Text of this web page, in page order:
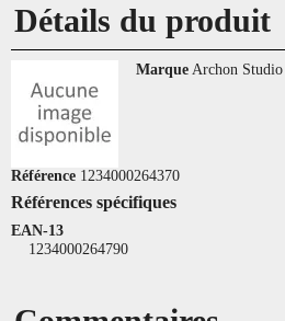
Détails du produit
Marque Archon Studio
Référence 1234000264370
Références spécifiques
EAN-13
1234000264790